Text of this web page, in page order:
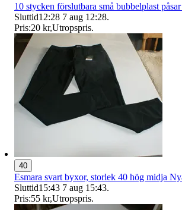
10 stycken förslutbara små bubbelplast
Sluttid12:28 7 aug 12:28.
Pris:20 kr,Utropspris.
40
Esmara svart byxor, storlek 40 hög midja
Sluttid15:43 7 aug 15:43.
Pris:55 kr,Utropspris.